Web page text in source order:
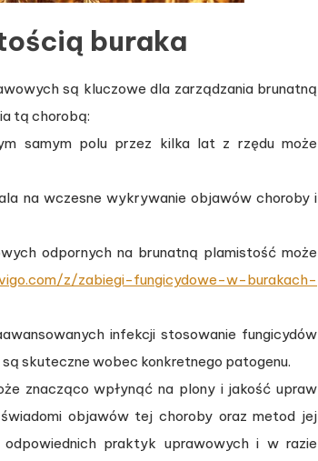
buraka
są kluczowe dla zarządzania brunatną
tą chorobą:
samym polu przez kilka lat z rzędu może
na wczesne wykrywanie objawów choroby i
odpornych na brunatną plamistość może
z/zabiegi-fungicydowe-w-burakach-
infekcji stosowanie fungicydów
skuteczne wobec konkretnego patogenu.
znacząco wpłynąć na plony i jakość upraw
objawów tej choroby oraz metod jej
odpowiednich praktyk uprawowych i w razie